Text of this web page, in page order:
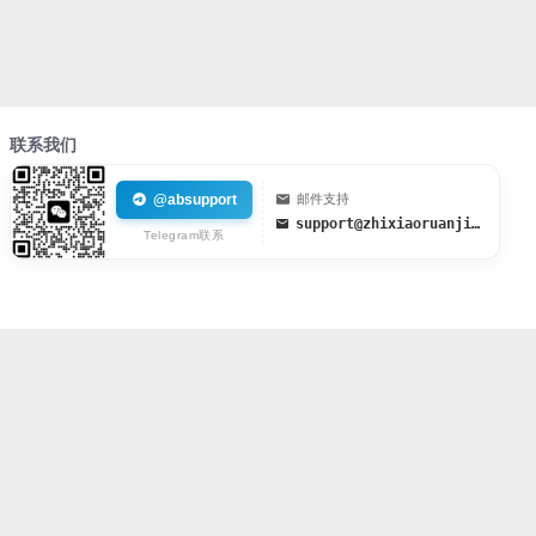
联系我们
@absupport
Telegram联系
邮件支持
support@zhixiaoruanjian.org